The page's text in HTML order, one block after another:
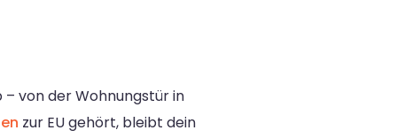
von der Wohnungstür in
zur EU gehört, bleibt dein